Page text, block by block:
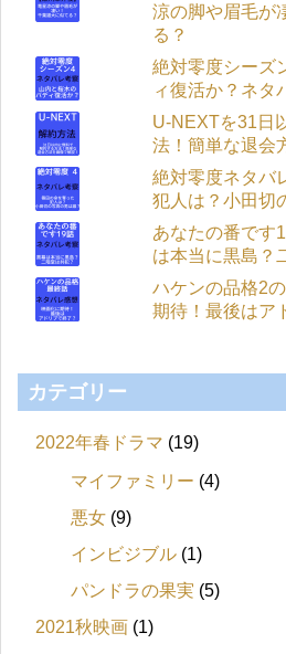
涼の脚や眉毛が
る？
絶対零度シーズ
ィ復活か？ネタ
U-NEXTを31日
法！簡単な退会
絶対零度ネタバ
犯人は？小田切
あなたの番です
は本当に黒島？
ハケンの品格2
期待！最後はア
カテゴリー
2022年春ドラマ (19)
マイファミリー (4)
悪女 (9)
インビジブル (1)
パンドラの果実 (5)
2021秋映画 (1)